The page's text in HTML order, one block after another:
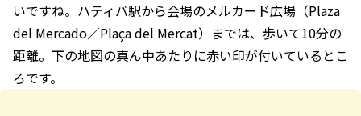
いですね。ハティバ駅から会場のメルカード広場（Plaza
del Mercado／Plaça del Mercat）までは、歩いて10分の
距離。下の地図の真ん中あたりに赤い印が付いているとこ
ろです。